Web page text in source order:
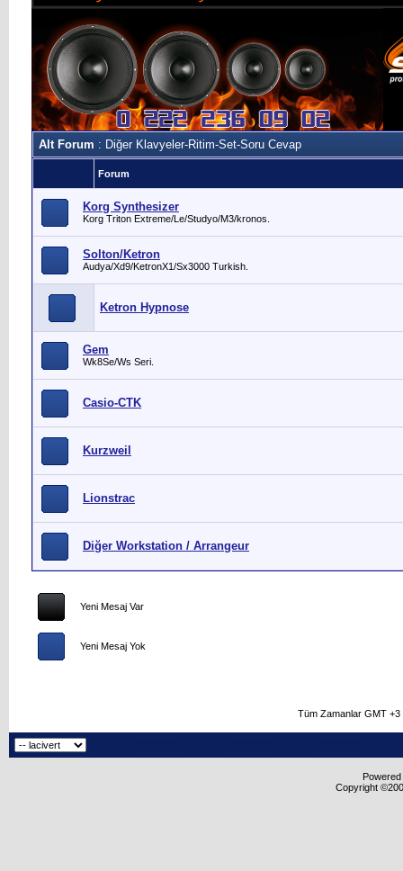
Alt Forum : Diğer Klavyeler-Ritim-Set-Soru Cevap
Forum
Korg Synthesizer
Korg Triton Extreme/Le/Studyo/M3/kronos.
Solton/Ketron
Audya/Xd9/KetronX1/Sx3000 Turkish.
Ketron Hypnose
Gem
Wk8Se/Ws Seri.
Casio-CTK
Kurzweil
Lionstrac
Diğer Workstation / Arrangeur
Yeni Mesaj Var
Yeni Mesaj Yok
Tüm Zamanlar GMT
Copyright